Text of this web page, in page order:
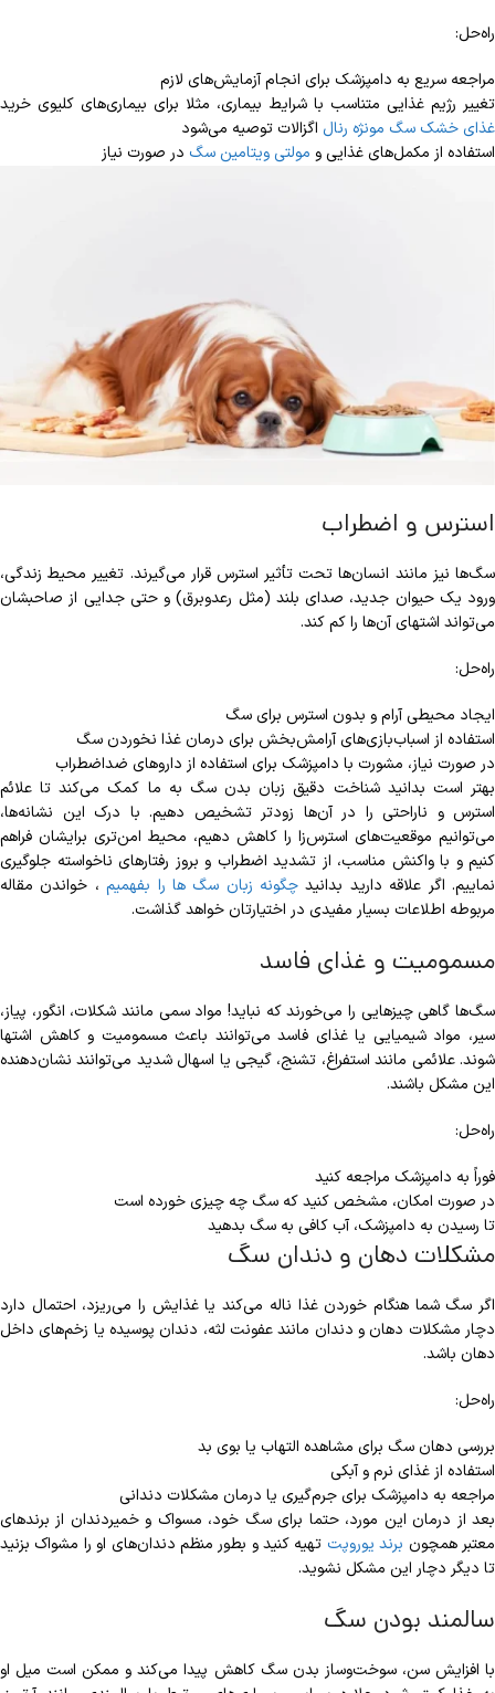
راه‌حل:
مراجعه سریع به دامپزشک برای انجام آزمایش‌های لازم
تغییر رژیم غذایی متناسب با شرایط بیماری، مثلا برای بیماری‌های کلیوی خرید
غذای خشک سگ مونژه رنال اگزالات توصیه می‌شود
استفاده از مکمل‌های غذایی و مولتی ویتامین سگ در صورت نیاز
استرس و اضطراب
سگ‌ها نیز مانند انسان‌ها تحت تأثیر استرس قرار می‌گیرند. تغییر محیط زندگی،
ورود یک حیوان جدید، صدای بلند (مثل رعدوبرق) و حتی جدایی از صاحبشان
می‌تواند اشتهای آن‌ها را کم کند.
راه‌حل:
ایجاد محیطی آرام و بدون استرس برای سگ
استفاده از اسباب‌بازی‌های آرامش‌بخش برای درمان غذا نخوردن سگ
در صورت نیاز، مشورت با دامپزشک برای استفاده از داروهای ضداضطراب
بهتر است بدانید شناخت دقیق زبان بدن سگ به ما کمک می‌کند تا علائم
استرس و ناراحتی را در آن‌ها زودتر تشخیص دهیم. با درک این نشانه‌ها،
می‌توانیم موقعیت‌های استرس‌زا را کاهش دهیم، محیط امن‌تری برایشان فراهم
کنیم و با واکنش مناسب، از تشدید اضطراب و بروز رفتارهای ناخواسته جلوگیری
نماییم. اگر علاقه دارید بدانید چگونه زبان سگ ها را بفهمیم، خواندن مقاله
مربوطه اطلاعات بسیار مفیدی در اختیارتان خواهد گذاشت.
مسمومیت و غذای فاسد
سگ‌ها گاهی چیزهایی را می‌خورند که نباید! مواد سمی مانند شکلات، انگور، پیاز،
سیر، مواد شیمیایی یا غذای فاسد می‌توانند باعث مسمومیت و کاهش اشتها
شوند. علائمی مانند استفراغ، تشنج، گیجی یا اسهال شدید می‌توانند نشان‌دهنده
این مشکل باشند.
راه‌حل:
فوراً به دامپزشک مراجعه کنید
در صورت امکان، مشخص کنید که سگ چه چیزی خورده است
تا رسیدن به دامپزشک، آب کافی به سگ بدهید
مشکلات دهان و دندان سگ
اگر سگ شما هنگام خوردن غذا ناله می‌کند یا غذایش را می‌ریزد، احتمال دارد
دچار مشکلات دهان و دندان مانند عفونت لثه، دندان پوسیده یا زخم‌های داخل
دهان باشد.
راه‌حل:
بررسی دهان سگ برای مشاهده التهاب یا بوی بد
استفاده از غذای نرم و آبکی
مراجعه به دامپزشک برای جرم‌گیری یا درمان مشکلات دندانی
بعد از درمان این مورد، حتما برای سگ خود، مسواک و خمیردندان از برندهای
معتبر همچون برند یوروپت تهیه کنید و بطور منظم دندان‌های او را مشواک بزنید
تا دیگر دچار این مشکل نشوید.
سالمند بودن سگ
با افزایش سن، سوخت‌وساز بدن سگ کاهش پیدا می‌کند و ممکن است میل او